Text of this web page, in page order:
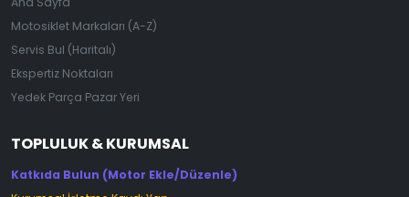
Motosiklet Markaları (A-Z)
Servis Bul (Haritalı)
Ekspertiz Noktaları
Yedek Parça Pazar Yeri
TOPLULUK & KURUMSAL
Katkıda Bulun (Motor Ekle/Düzenle)